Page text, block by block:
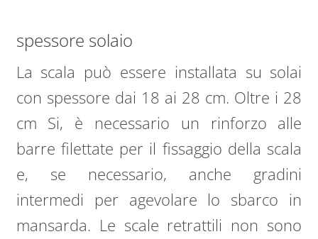
spessore solaio
La scala può essere installata su solai
con spessore dai 18 ai 28 cm. Oltre i 28
cm Si, è necessario un rinforzo alle
barre filettate per il fissaggio della scala
e, se necessario, anche gradini
intermedi per agevolare lo sbarco in
mansarda. Le scale retrattili non sono